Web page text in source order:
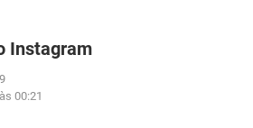
Instagram
00:21